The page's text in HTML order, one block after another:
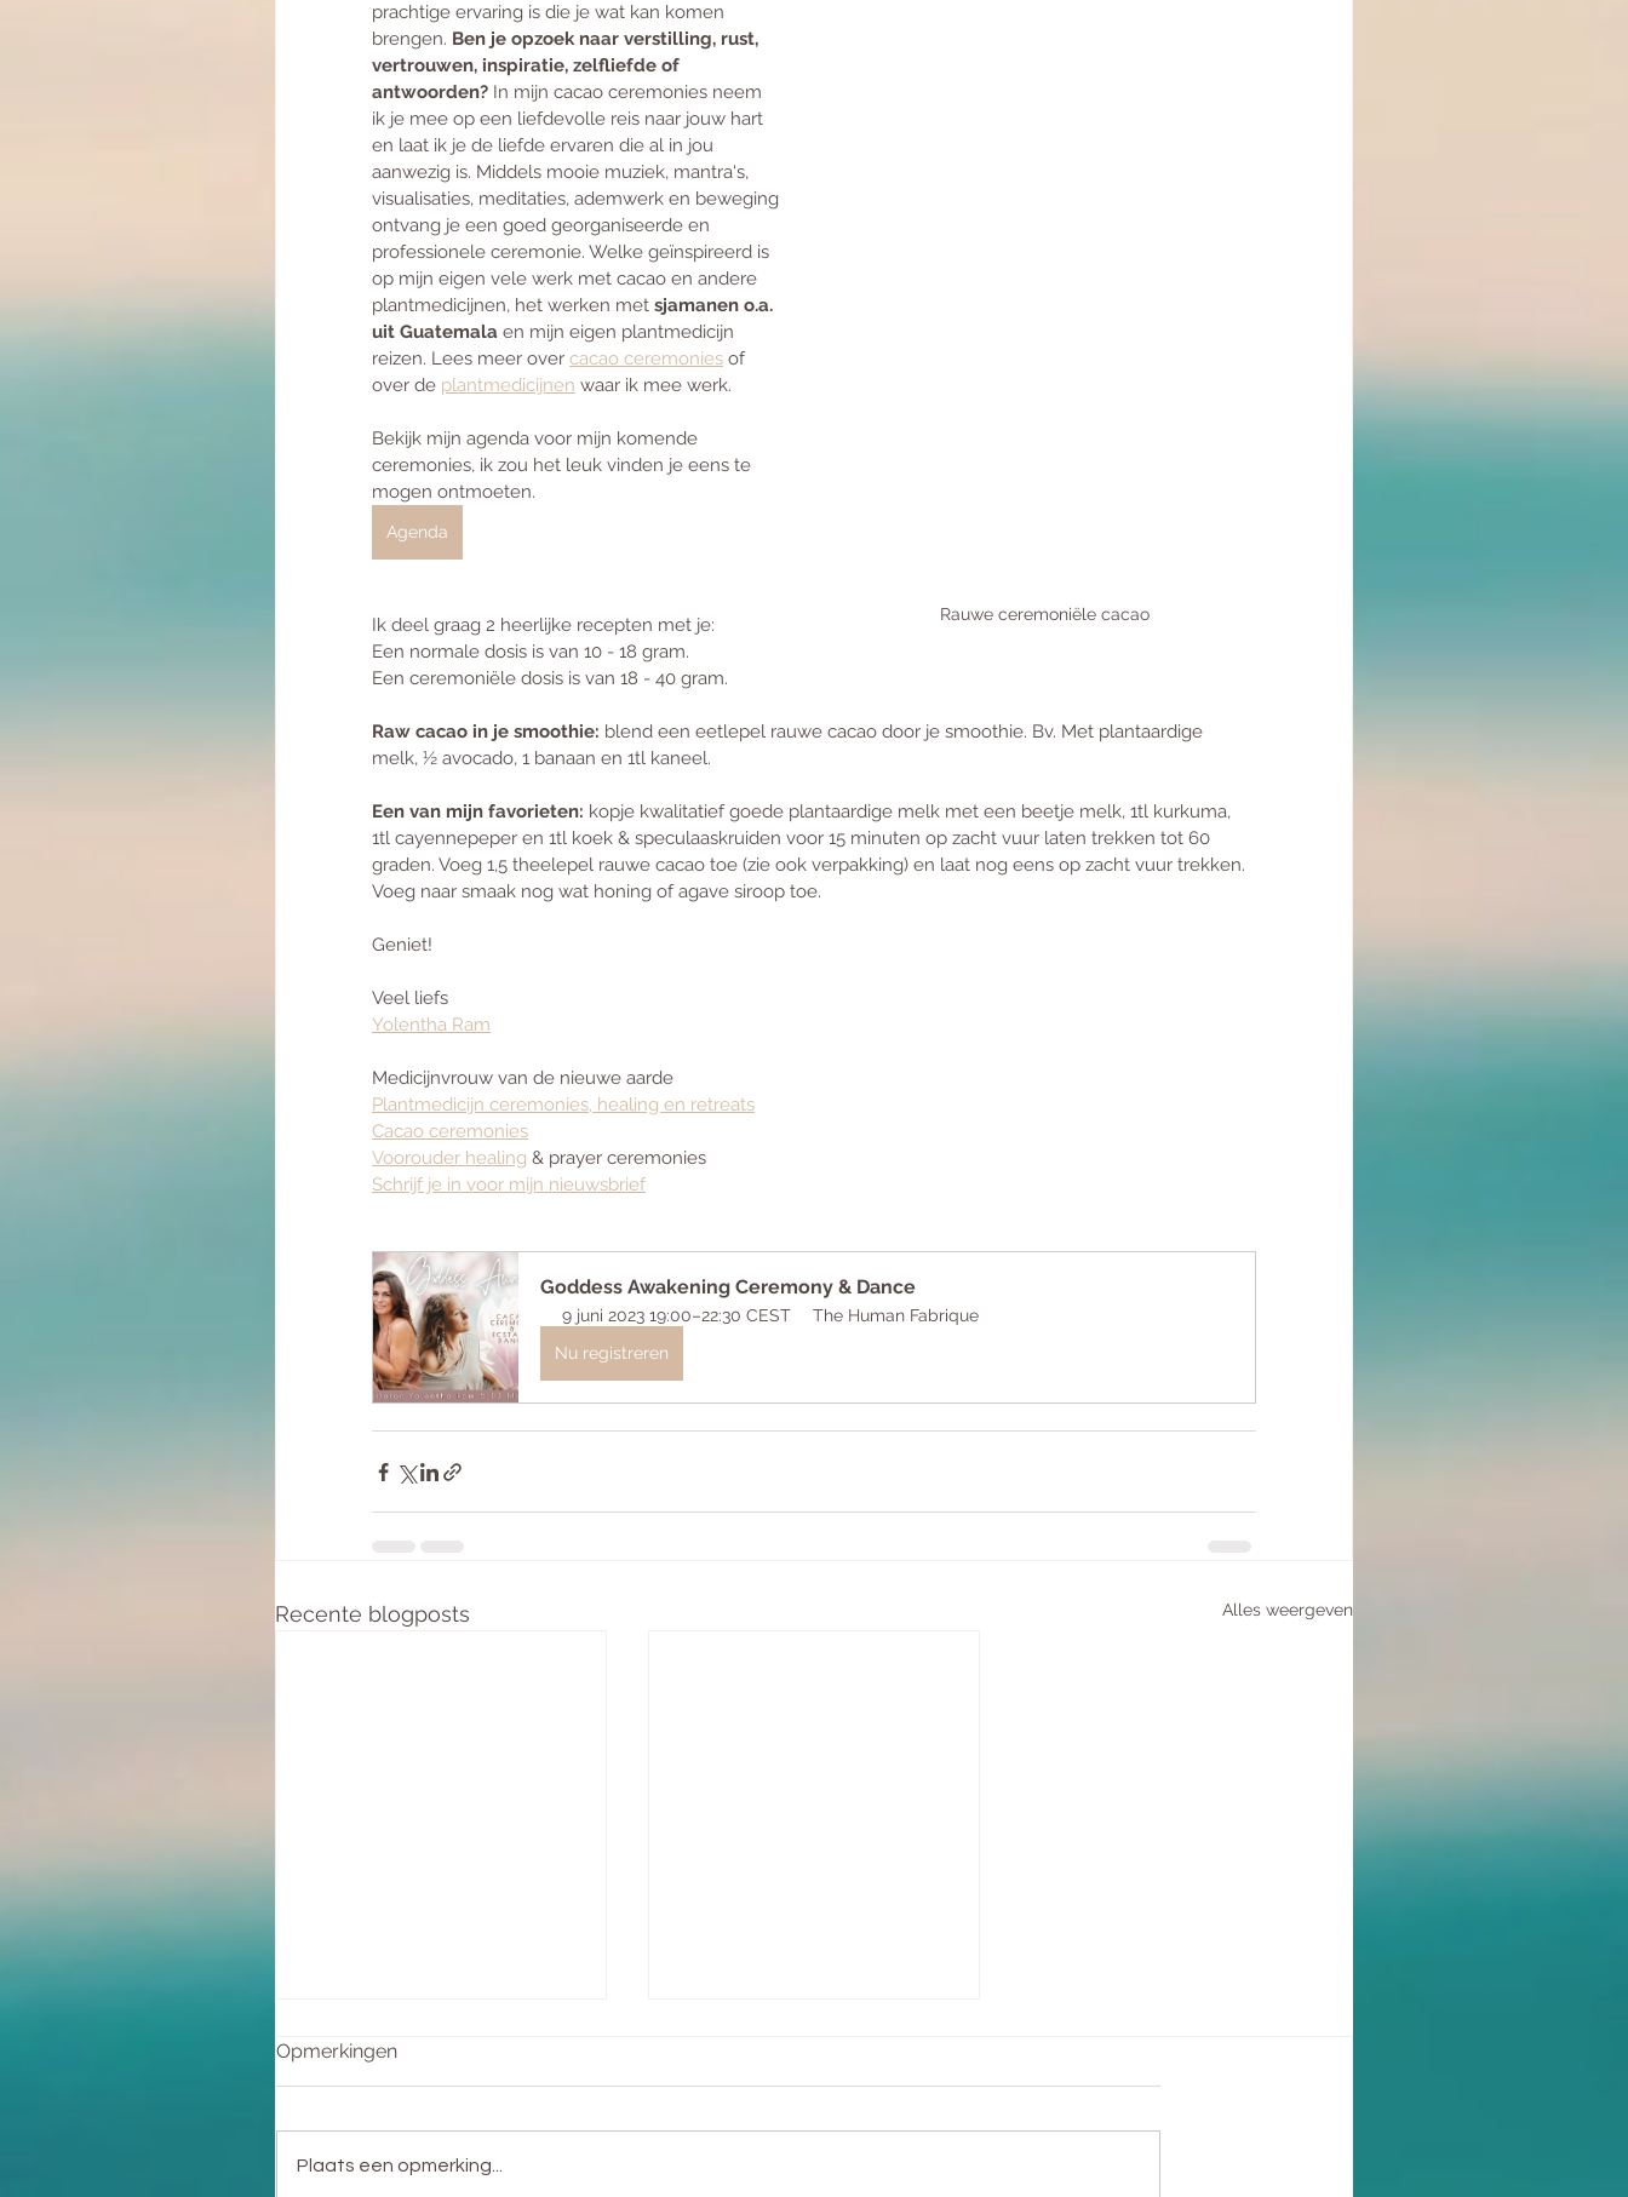
Rauwe ceremoniële cacao
prachtige ervaring is die je wat kan komen
brengen. Ben je opzoek naar verstilling, rust,
vertrouwen, inspiratie, zelfliefde of
antwoorden? In mijn cacao ceremonies neem
ik je mee op een liefdevolle reis naar jouw hart
en laat ik je de liefde ervaren die al in jou
aanwezig is. Middels mooie muziek, mantra's,
visualisaties, meditaties, ademwerk en beweging
ontvang je een goed georganiseerde en
professionele ceremonie. Welke geïnspireerd is
op mijn eigen vele werk met cacao en andere
plantmedicijnen, het werken met sjamanen o.a.
uit Guatemala en mijn eigen plantmedicijn
reizen. Lees meer over cacao ceremonies of
over de plantmedicijnen waar ik mee werk.
Bekijk mijn agenda voor mijn komende
ceremonies, ik zou het leuk vinden je eens te
mogen ontmoeten.
Agenda
Ik deel graag 2 heerlijke recepten met je:
Een normale dosis is van 10 - 18 gram.
Een ceremoniële dosis is van 18 - 40 gram.
Raw cacao in je smoothie: blend een eetlepel rauwe cacao door je smoothie. Bv. Met plantaardige
melk, ½ avocado, 1 banaan en 1tl kaneel.
Een van mijn favorieten: kopje kwalitatief goede plantaardige melk met een beetje melk, 1tl kurkuma,
1tl cayennepeper en 1tl koek & speculaaskruiden voor 15 minuten op zacht vuur laten trekken tot 60
graden. Voeg 1,5 theelepel rauwe cacao toe (zie ook verpakking) en laat nog eens op zacht vuur trekken.
Voeg naar smaak nog wat honing of agave siroop toe.
Geniet!
Veel liefs
Yolentha Ram
Medicijnvrouw van de nieuwe aarde
Plantmedicijn ceremonies, healing en retreats
Cacao ceremonies
Voorouder healing & prayer ceremonies
Schrijf je in voor mijn nieuwsbrief
Goddess Awakening Ceremony & Dance
9 juni 2023 19:00–22:30 CEST
The Human Fabrique
Nu registreren
Recente blogposts Alles weergeven
Opmerkingen
Plaats een opmerking...